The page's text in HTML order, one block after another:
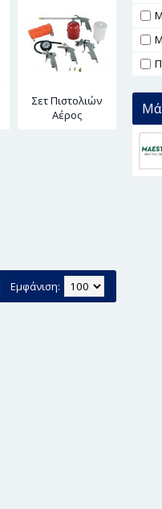
Σετ Πιστολιών
Αέρος
Εμφάνιση: